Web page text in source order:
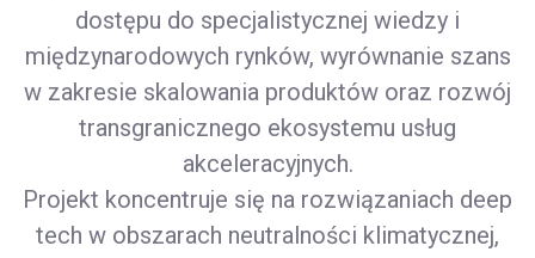
dostępu do specjalistycznej wiedzy i
międzynarodowych rynków, wyrównanie szans
w zakresie skalowania produktów oraz rozwój
transgranicznego ekosystemu usług
akceleracyjnych.
Projekt koncentruje się na rozwiązaniach deep
tech w obszarach neutralności klimatycznej,